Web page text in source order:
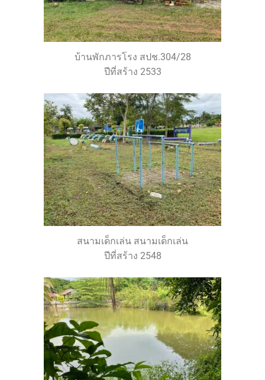
บ้านพักภารโรง สปช.304/28
ปีที่สร้าง 2533
สนามเด็กเล่น สนามเด็กเล่น
ปีที่สร้าง 2548